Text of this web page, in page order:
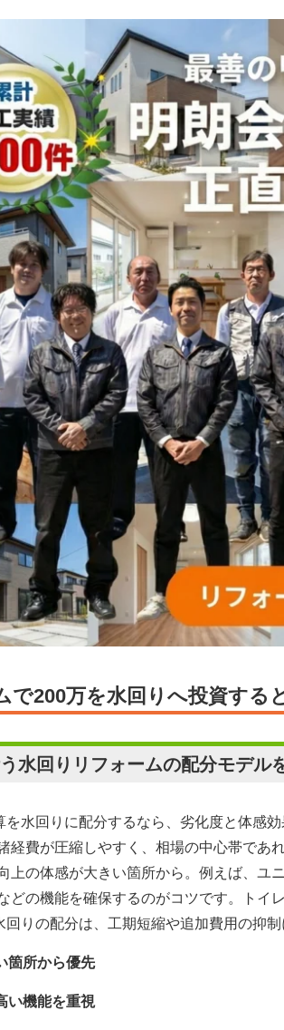
で200万を水回りへ投資する
水回りリフォームの配分モデル
を水回りに配分するなら、劣化度と体感
経費が圧縮しやすく、相場の中心帯であ
上の体感が大きい箇所から。例えば、ユ
どの機能を確保するのがコツです。トイ
回りの配分は、工期短縮や追加費用の抑制
箇所から優先
い機能を重視